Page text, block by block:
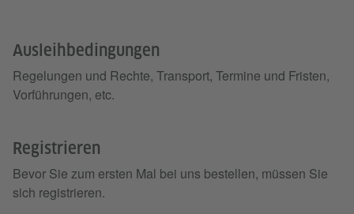
Ausleihbedingungen
Regelungen und Rechte, Transport, Termine und Fristen,
Vorführungen, etc.
Registrieren
Bevor Sie zum ersten Mal bei uns bestellen, müssen Sie
sich registrieren.